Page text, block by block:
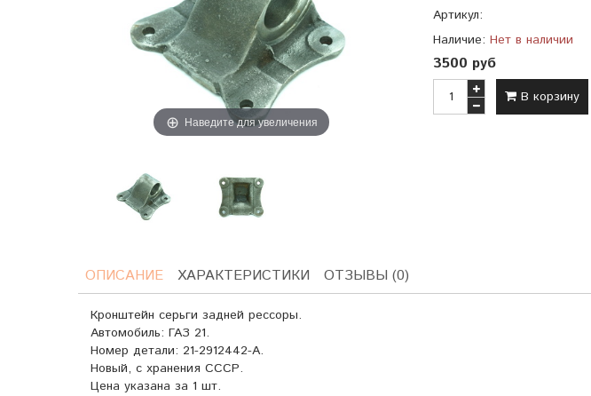
Наведите для увеличения
Артикул:
Наличие: Нет в наличии
3500 руб
В корзину
ОПИСАНИЕ ХАРАКТЕРИСТИКИ ОТЗЫВЫ (0)
Кронштейн серьги задней рессоры.
Автомобиль: ГАЗ 21.
Номер детали: 21-2912442-А.
Новый, с хранения СССР.
Цена указана за 1 шт.